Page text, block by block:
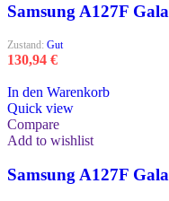
Samsung A127F
Zustand: Gut
130,94 €
In den Warenkorb
Quick view
Compare
Add to wishlist
Samsung A127F